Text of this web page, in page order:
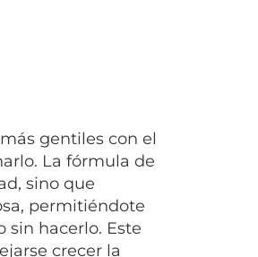
gentiles con el
La fórmula de
sino que
permitiéndote
hacerlo. Este
crecer la